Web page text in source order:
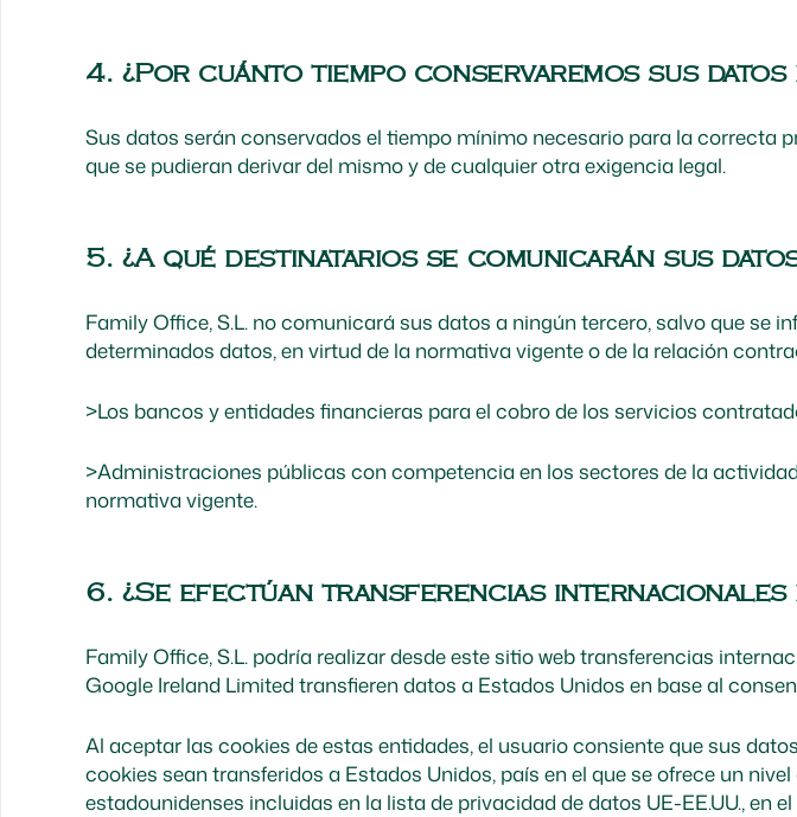
4. ¿Por cuánto tiempo conservaremos sus datos
Sus datos serán conservados el tiempo mínimo necesario para la correcta
que se pudieran derivar del mismo y de cualquier otra exigencia legal.
5. ¿A qué destinatarios se comunicarán sus
Family Office, S.L. no comunicará sus datos a ningún tercero, salvo que se
determinados datos, en virtud de la normativa vigente o de la relación
>Los bancos y entidades financieras para el cobro de los servicios
>Administraciones públicas con competencia en los sectores de la
normativa vigente.
6. ¿Se efectúan transferencias internacionales
Family Office, S.L. podría realizar desde este sitio web transferencias
Google Ireland Limited transfieren datos a Estados Unidos en base al
Al aceptar las cookies de estas entidades, el usuario consiente que sus
cookies sean transferidos a Estados Unidos, país en el que se ofrece un
estadounidenses incluidas en la lista de privacidad de datos UE-EE.UU., en